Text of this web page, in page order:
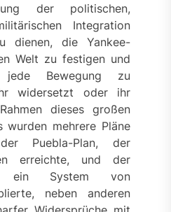
der politischen,
Integration
dienen, die Yankee-
Welt zu festigen und
Bewegung zu
widersetzt oder ihr
dieses großen
wurden mehrere Pläne
Puebla-Plan, der
erreichte, und der
ein System von
neben anderen